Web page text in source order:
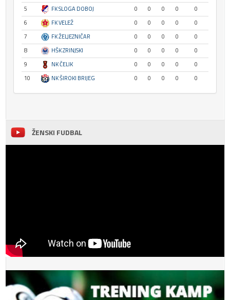
5
FK SLOGA DOBOJ 0 0 0 0
0
6
FK VELEŽ 0 0 0 0
0
7
FK ŽELJEZNIČAR 0 0 0 0
0
8
HŠK ZRINJSKI 0 0 0 0
0
9
NK ČELIK 0 0 0 0
0
10
NK ŠIROKI BRIJEG 0 0 0 0 0
ŽENSKI FUDBAL